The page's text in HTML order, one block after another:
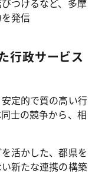
つけるなど、多摩
発信
行政サービス
定的で質の高い行
士の競争から、相
活かした、都県を
新たな連携の構築